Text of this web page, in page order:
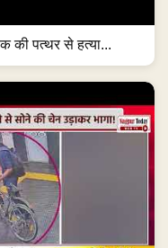
की पत्थर से हत्या...